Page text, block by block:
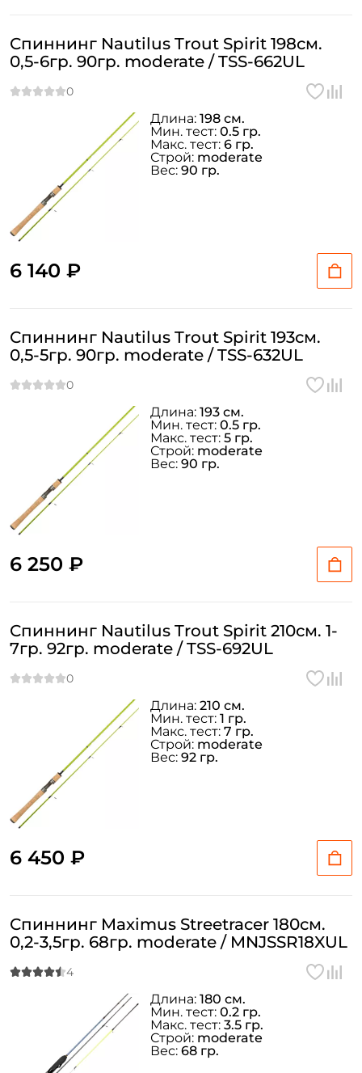
Спиннинг Nautilus Trout Spirit 198см.
0,5-6гр. 90гр. moderate / TSS-662UL
6 140 ₽
Длина: 198 см.
Мин. тест: 0.5 гр.
Макс. тест: 6 гр.
Строй: moderate
Вес: 90 гр.
Спиннинг Nautilus Trout Spirit 193см.
0,5-5гр. 90гр. moderate / TSS-632UL
6 250 ₽
Длина: 193 см.
Мин. тест: 0.5 гр.
Макс. тест: 5 гр.
Строй: moderate
Вес: 90 гр.
Спиннинг Nautilus Trout Spirit 210см. 1-
7гр. 92гр. moderate / TSS-692UL
6 450 ₽
Длина: 210 см.
Мин. тест: 1 гр.
Макс. тест: 7 гр.
Строй: moderate
Вес: 92 гр.
Спиннинг Maximus Streetracer 180см.
0,2-3,5гр. 68гр. moderate / MNJSSR18XUL
Длина: 180 см.
Мин. тест: 0.2 гр.
Макс. тест: 3.5 гр.
Строй: moderate
Вес: 68 гр.
ФИО: *
Номер телефона: *
Придумайте пароль: *
Заполняя данную форму вы соглашаетесь на обработку
Создать аккаунт